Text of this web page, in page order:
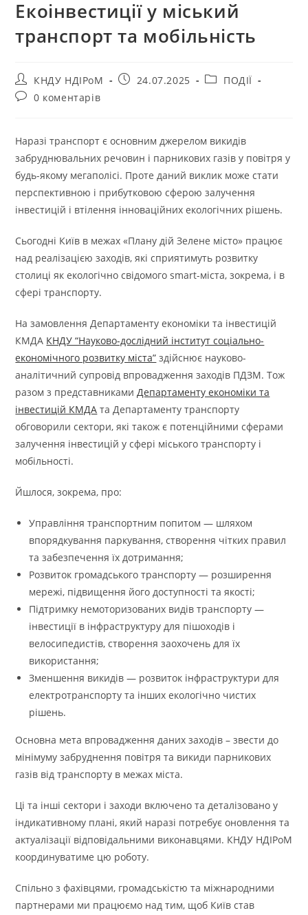
Екоінвестиції у міський
транспорт та мобільність
КНДУ НДІРоМ 24.07.2025
ПОДІЇ
0 коментарів
Наразі транспорт є основним джерелом викидів
забруднювальних речовин і парникових газів у повітря у
будь-якому мегаполісі. Проте даний виклик може стати
перспективною і прибутковою сферою залучення
інвестицій і втілення інноваційних екологічних рішень.
Сьогодні Київ в межах «Плану дій Зелене місто» працює
над реалізацією заходів, які сприятимуть розвитку
столиці як екологічно свідомого smart-міста, зокрема, і в
сфері транспорту.
На замовлення Департаменту економіки та інвестицій
КМДА КНДУ “Науково-дослідний інститут соціально-
економічного розвитку міста” здійснює науково-
аналітичний супровід впровадження заходів ПДЗМ. Тож
разом з представникамиДепартаменту економіки та
інвестицій КМДА та Департаменту транспорту
обговорили сектори, які також є потенційними сферами
залучення інвестицій у сфері міського транспорту і
мобільності.
Йшлося, зокрема, про:
Управління транспортним попитом — шляхом
впорядкування паркування, створення чітких правил
та забезпечення їх дотримання;
Розвиток громадського транспорту — розширення
мережі, підвищення його доступності та якості;
Підтримку немоторизованих видів транспорту —
інвестиції в інфраструктуру для пішоходів і
велосипедистів, створення заохочень для їх
використання;
Зменшення викидів — розвиток інфраструктури для
електротранспорту та інших екологічно чистих
рішень.
Основна мета впровадження даних заходів – звести до
мінімуму забруднення повітря та викиди парникових
газів від транспорту в межах міста.
Ці та інші сектори і заходи включено та деталізовано у
індикативному плані, який наразі потребує оновлення та
актуалізації відповідальними виконавцями. КНДУ НДІРоМ
координуватиме цю роботу.
Спільно з фахівцями, громадськістю та міжнародними
партнерами ми працюємо над тим, щоб Київ став